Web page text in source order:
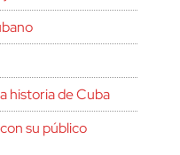
historia de Cuba
su público